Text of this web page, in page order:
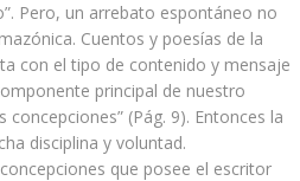
Pero, un arrebato espontáneo no
Cuentos y poesías de la
con el tipo de contenido y mensaje
principal de nuestro
(Pág. 9). Entonces la
disciplina y voluntad.
que posee el escritor